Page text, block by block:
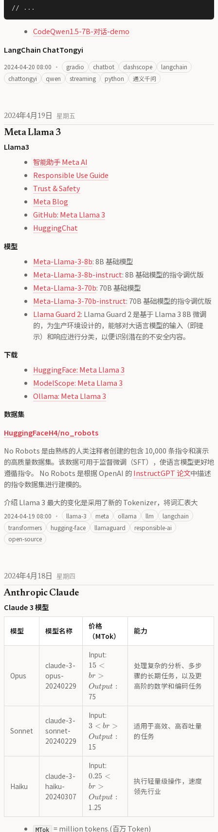
CodeQwen1.5-7B-对话-demo
LangChain ChatTongyi
2024-04-20 08:00 · gradio chatbot dashscope
langchain
chattongyi
qwen streaming python 通义千问
2024年4月19日 星期五
Meta Llama 3
Llama3
智能助手 Meta AI
Responsible Use Guide
Trust & Safety
Meta Blog
GitHub: Meta Llama 3
HuggingChat
模型
Meta-Llama-3-8b: 8B 基础模型
Meta-Llama-3-8b-instruct: 8B 基础模型的指令调优版
Meta-Llama-3-70b: 70B 基础模型
Meta-Llama-3-70b-instruct: 70B 基础模型的指令调优版
Llama Guard 2: Llama Guard 2 是基于 Llama 3 8B 微调
的，为生产环境设计的，能够对大语言模型的输入（即提
示）和响应进行分类，以便识别潜在的不安全内容。
下载
HuggingFace: Meta Llama 3
ModelScope: Meta Llama 3
Ollama: Meta Llama 3
数据集
HuggingFaceH4/no_robots
No Robots 是由熟练的人类注释者创建的包含 10,000 条指令和演示
的高质量数据集。该数据可用于监督微调（SFT），使语言模型更好地
遵循指令。 No Robots 是根据 OpenAI 的InstructGPT 论文中描述
的指令数据集进行建模的。
介绍 Llama 3 最大的变化是采用了新的 Tokenizer，将词汇表大
2024-04-19 08:00 · llama-3 meta ollama llm
langchain
transformers
hugging-face llamaguard
responsible-ai
open-source
2024年4月18日 星期四
Anthropic Claude
Claude 3 模型
模型 模型名称
价格
（MTok）
能力
Opus
claude-3-
opus-
20240229
Input:
15 <
br >
Output :
75
处理复杂的分析、多步
骤的长期任务，以及更
高阶的数学和编码任务
Sonnet
claude-3-
sonnet-
20240229
Input:
3 < br >
Output :
15
适用于高效、高吞吐量
的任务
Haiku
claude-3-
haiku-
20240307
Input:
0.25 <
br >
Output :
1.25
执行轻量级操作，速度
领先行业
MTok = million tokens.(百万 Token)